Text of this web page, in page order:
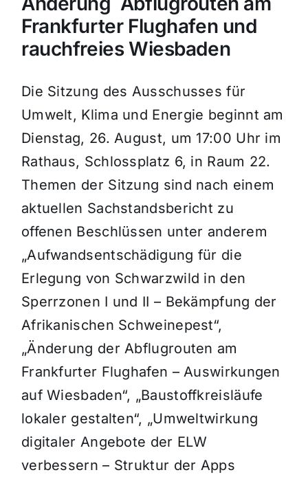
Frankfurter Flughafen und
rauchfreies Wiesbaden
Die Sitzung des Ausschusses für
Umwelt, Klima und Energie beginnt am
Dienstag, 26. August, um 17:00 Uhr im
Rathaus, Schlossplatz 6, in Raum 22.
Themen der Sitzung sind nach einem
aktuellen Sachstandsbericht zu
offenen Beschlüssen unter anderem
„Aufwandsentschädigung für die
Erlegung von Schwarzwild in den
Sperrzonen I und II – Bekämpfung der
Afrikanischen Schweinepest“,
„Änderung der Abflugrouten am
Frankfurter Flughafen – Auswirkungen
auf Wiesbaden“, „Baustoffkreisläufe
lokaler gestalten“, „Umweltwirkung
digitaler Angebote der ELW
verbessern – Struktur der Apps